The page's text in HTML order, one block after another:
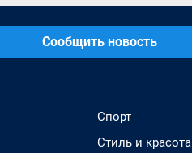
Сообщить новость
Спорт
Стиль и красота